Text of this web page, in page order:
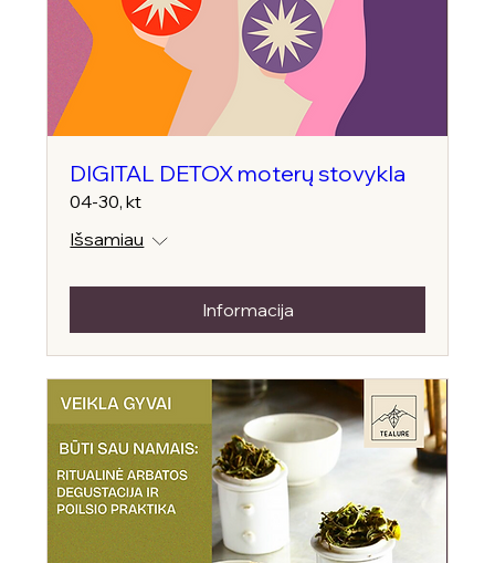
DIGITAL DETOX moterų stovykla
04-30, kt
Išsamiau
Informacija